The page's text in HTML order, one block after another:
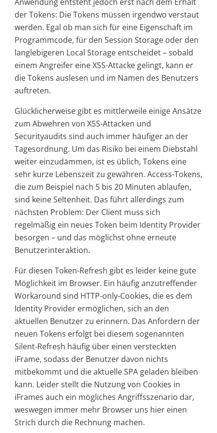
der Tokens: Die Tokens müssen irgendwo verstaut
werden. Egal ob man sich für eine Eigenschaft im
Programmcode, für den Session Storage oder den
langlebigeren Local Storage entscheidet – sobald
einem Angreifer eine XSS-Attacke gelingt, kann er
die Tokens auslesen und im Namen des Benutzers
auftreten.
Glücklicherweise gibt es mittlerweile einige Ansätze
zum Abwehren von XSS-Attacken und
Securityaudits sind auch immer häufiger an der
Tagesordnung. Um das Risiko bei einem Diebstahl
weiter einzudämmen, ist es üblich, Tokens eine
sehr kurze Lebenszeit zu gewähren. Access-Tokens,
die zum Beispiel nach 5 bis 20 Minuten ablaufen,
sind keine Seltenheit. Das führt allerdings zum
nächsten Problem: Der Client muss sich
regelmäßig ein neues Token beim Identity Provider
besorgen – und das möglichst ohne erneute
Benutzerinteraktion.
Für diesen Token-Refresh gibt es leider keine gute
Möglichkeit im Browser. Ein häufig anzutreffender
Workaround sind HTTP-only-Cookies, die es dem
Identity Provider ermöglichen, sich an den
aktuellen Benutzer zu erinnern. Das Anfordern der
neuen Tokens erfolgt bei diesem sogenannten
Silent-Refresh häufig über einen versteckten
iFrame, sodass der Benutzer davon nichts
mitbekommt und die aktuelle SPA geladen bleiben
kann. Leider stellt die Nutzung von Cookies in
iFrames auch ein mögliches Angriffsszenario dar,
weswegen immer mehr Browser uns hier einen
Strich durch die Rechnung machen.